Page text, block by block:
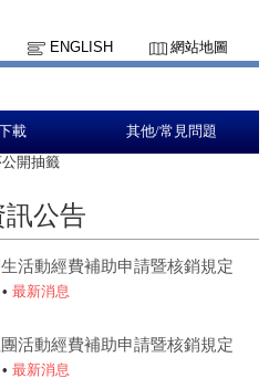
ENGLISH 網站地圖
載 其他/常見問題
開抽籤
訊公告
活動經費補助申請暨核銷規定
最新消息
活動經費補助申請暨核銷規定
最新消息